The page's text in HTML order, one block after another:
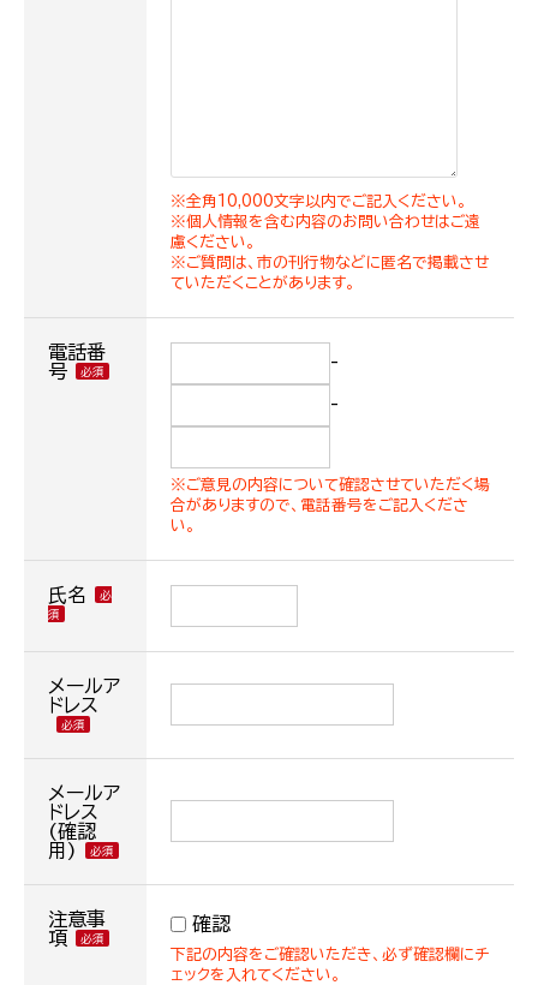
※全角10,000文字以内でご記入ください。
※個人情報を含む内容のお問い合わせはご遠
慮ください。
※ご質問は、市の刊行物などに匿名で掲載させ
ていただくことがあります。
電話番
号
-
-
※ご意見の内容について確認させていただく場
合がありますので、電話番号をご記入くださ
い。
氏名
メールア
ドレス
メールア
ドレス
(確認
用)
注意事
項
確認
下記の内容をご確認いただき、必ず確認欄にチ
ェックを入れてください。